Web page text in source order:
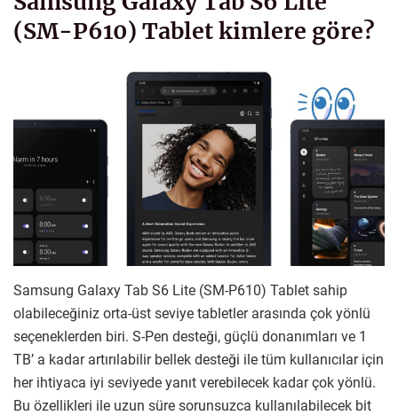
(SM-P610) Tablet kimlere göre?
Samsung Galaxy Tab S6 Lite (SM-P610) Tablet sahip
olabileceğiniz orta-üst seviye tabletler arasında çok yönlü
seçeneklerden biri. S-Pen desteği, güçlü donanımları ve 1
TB’ a kadar artırılabilir bellek desteği ile tüm kullanıcılar için
her ihtiyaca iyi seviyede yanıt verebilecek kadar çok yönlü.
Bu özellikleri ile uzun süre sorunsuzca kullanılabilecek bit